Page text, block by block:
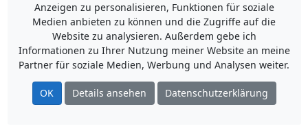
Anzeigen zu personalisieren, Funktionen für soziale
Medien anbieten zu können und die Zugriffe auf die
Website zu analysieren. Außerdem gebe ich
Informationen zu Ihrer Nutzung meiner Website an meine
Partner für soziale Medien, Werbung und Analysen weiter.
OK Details ansehen Datenschutzerklärung